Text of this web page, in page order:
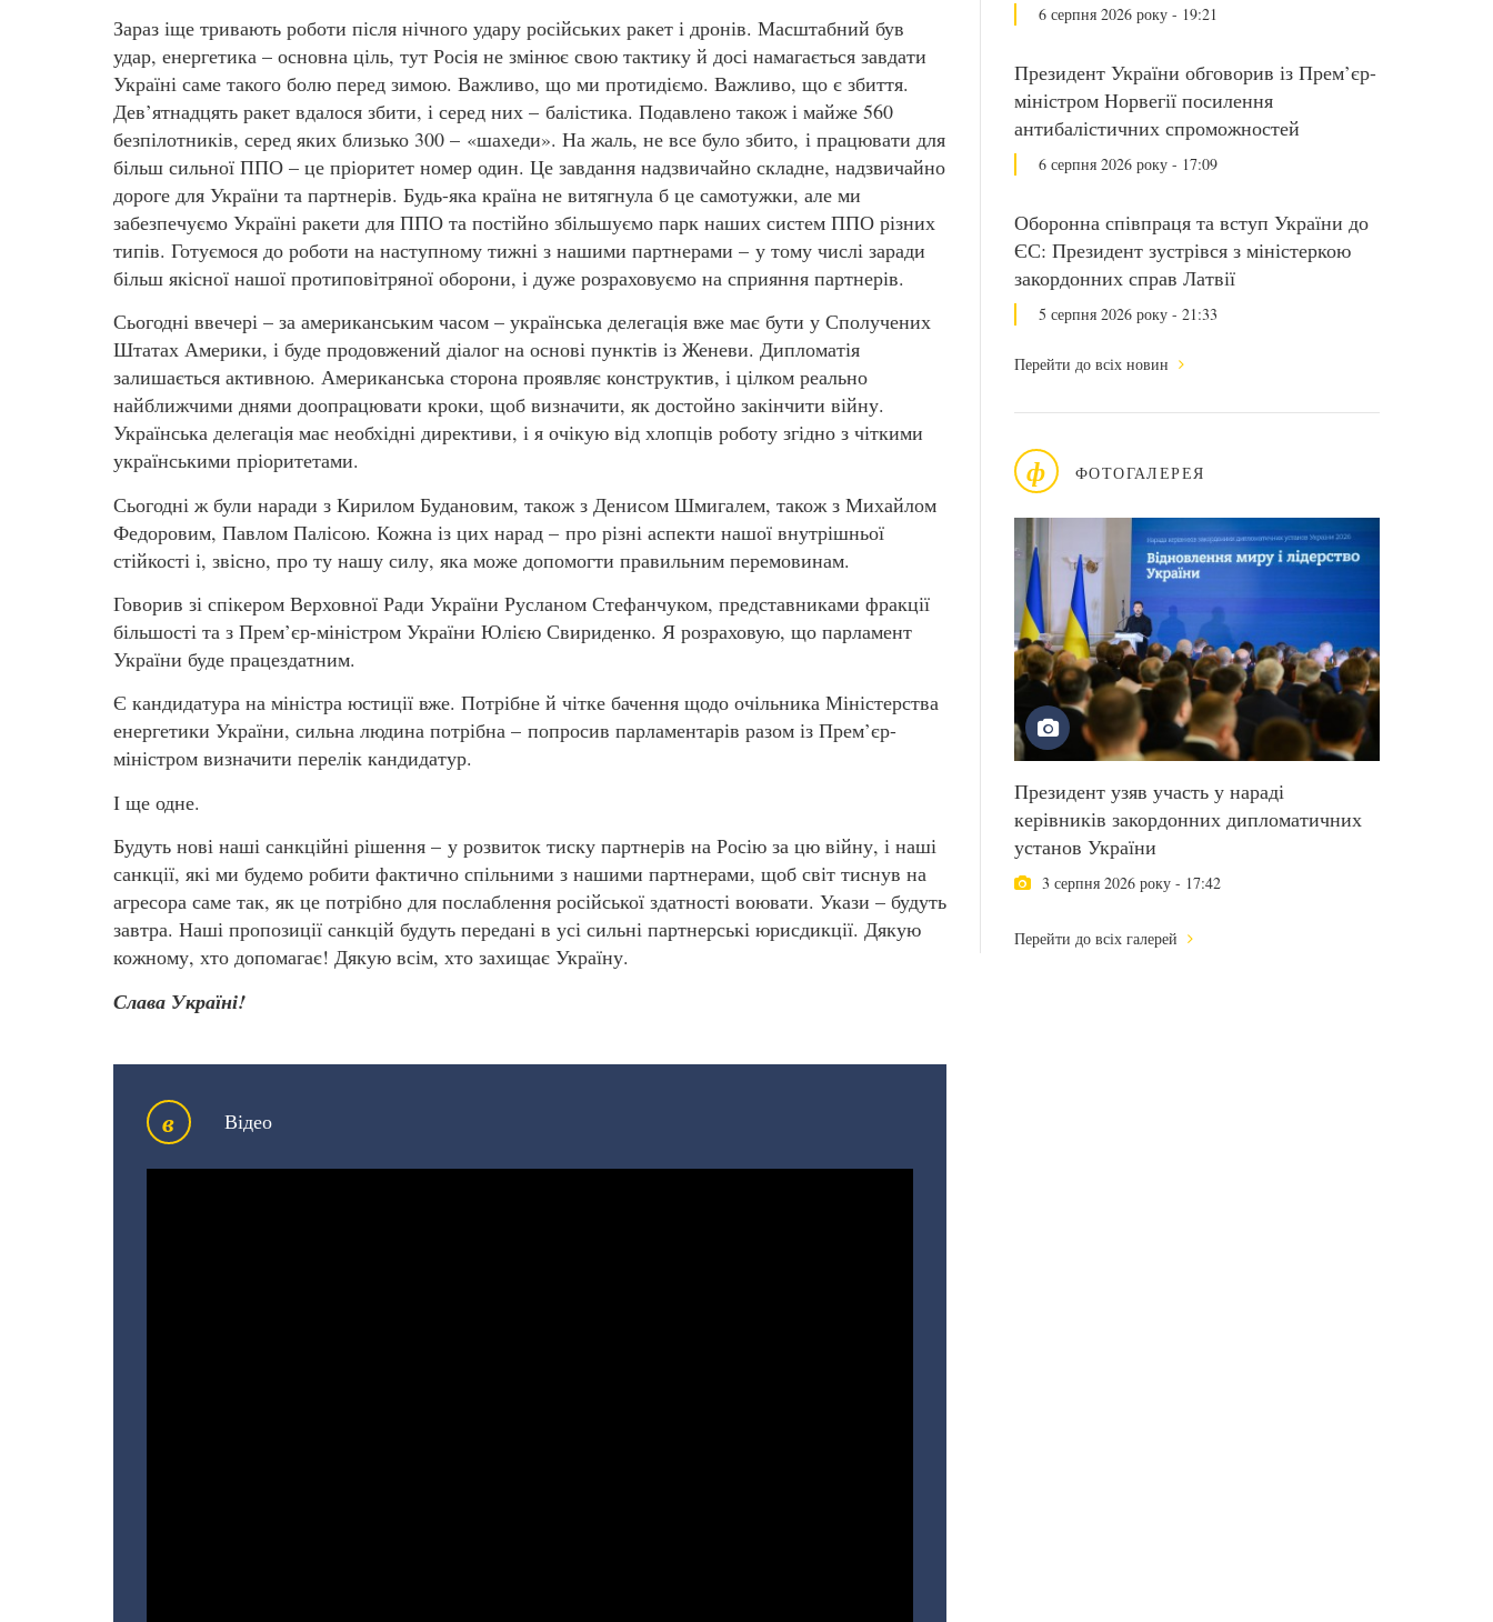
6 серпня 2026 року - 19:21
Президент України обговорив із Прем’єр-
міністром Норвегії посилення
антибалістичних спроможностей
6 серпня 2026 року - 17:09
Оборонна співпраця та вступ України до
ЄС: Президент зустрівся з міністеркою
закордонних справ Латвії
5 серпня 2026 року - 21:33
Перейти до всіх новин
ф ФОТОГАЛЕРЕЯ
Президент узяв участь у нараді
керівників закордонних дипломатичних
установ України
3 серпня 2026 року - 17:42
Перейти до всіх галерей
Зараз іще тривають роботи після нічного удару російських ракет і дронів. Масштабний був
удар, енергетика – основна ціль, тут Росія не змінює свою тактику й досі намагається завдати
Україні саме такого болю перед зимою. Важливо, що ми протидіємо. Важливо, що є збиття.
Дев’ятнадцять ракет вдалося збити, і серед них – балістика. Подавлено також і майже 560
безпілотників, серед яких близько 300 – «шахеди». На жаль, не все було збито, і працювати для
більш сильної ППО – це пріоритет номер один. Це завдання надзвичайно складне, надзвичайно
дороге для України та партнерів. Будь-яка країна не витягнула б це самотужки, але ми
забезпечуємо Україні ракети для ППО та постійно збільшуємо парк наших систем ППО різних
типів. Готуємося до роботи на наступному тижні з нашими партнерами – у тому числі заради
більш якісної нашої протиповітряної оборони, і дуже розраховуємо на сприяння партнерів.
Сьогодні ввечері – за американським часом – українська делегація вже має бути у Сполучених
Штатах Америки, і буде продовжений діалог на основі пунктів із Женеви. Дипломатія
залишається активною. Американська сторона проявляє конструктив, і цілком реально
найближчими днями доопрацювати кроки, щоб визначити, як достойно закінчити війну.
Українська делегація має необхідні директиви, і я очікую від хлопців роботу згідно з чіткими
українськими пріоритетами.
Сьогодні ж були наради з Кирилом Будановим, також з Денисом Шмигалем, також з Михайлом
Федоровим, Павлом Палісою. Кожна із цих нарад – про різні аспекти нашої внутрішньої
стійкості і, звісно, про ту нашу силу, яка може допомогти правильним перемовинам.
Говорив зі спікером Верховної Ради України Русланом Стефанчуком, представниками фракції
більшості та з Прем’єр-міністром України Юлією Свириденко. Я розраховую, що парламент
України буде працездатним.
Є кандидатура на міністра юстиції вже. Потрібне й чітке бачення щодо очільника Міністерства
енергетики України, сильна людина потрібна – попросив парламентарів разом із Прем’єр-
міністром визначити перелік кандидатур.
І ще одне.
Будуть нові наші санкційні рішення – у розвиток тиску партнерів на Росію за цю війну, і наші
санкції, які ми будемо робити фактично спільними з нашими партнерами, щоб світ тиснув на
агресора саме так, як це потрібно для послаблення російської здатності воювати. Укази – будуть
завтра. Наші пропозиції санкцій будуть передані в усі сильні партнерські юрисдикції. Дякую
кожному, хто допомагає! Дякую всім, хто захищає Україну.
Слава Україні!
в Відео